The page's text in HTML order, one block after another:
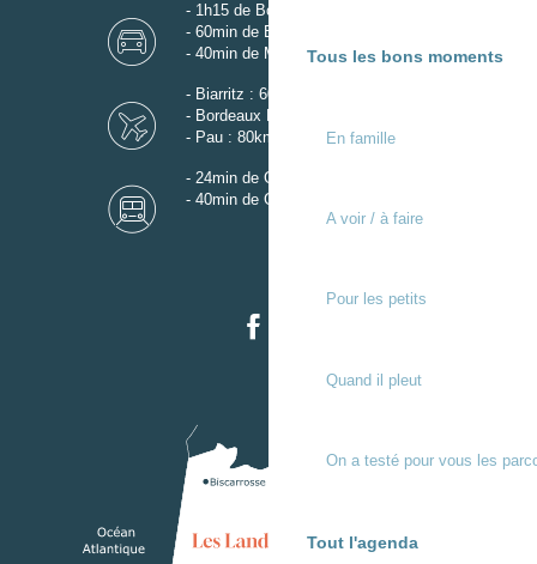
Tous les bons moments
En famille
A voir / à faire
Pour les petits
Quand il pleut
On a testé pour vous les
Tout l'agenda
- 1h15 de Bordeaux
- 60min de Biarritz
- 40min de Mont-de-Marsan
- Biarritz : 60km
- Bordeaux Mérignac : 110km
- Pau : 80km
- 24min de Gare de Dax
- 40min de Gare de Mont-de-Marsan